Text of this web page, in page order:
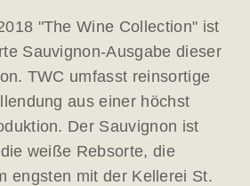
"The Wine Collection" ist
Sauvignon-Ausgabe dieser
TWC umfasst reinsortige
aus einer höchst
Der Sauvignon ist
weiße Rebsorte, die
engsten mit der Kellerei St.